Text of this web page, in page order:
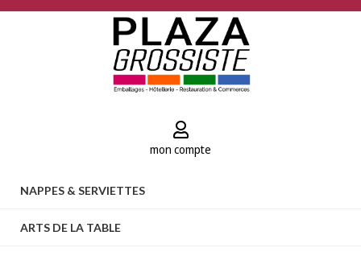
mon compte
NAPPES & SERVIETTES
ARTS DE LA TABLE